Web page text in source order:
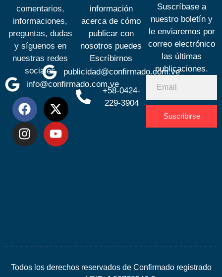
comentarios,
informaciones,
preguntas, dudas
y síguenos en
nuestras redes
sociales
info@confirmado.com.ve
información
acerca de cómo
publicar con
nosotros puedes
Escríbirnos
publicidad@confirmado.com.ve
+58-0424-
229-3904
Suscríbase a
nuestro boletín y
le enviaremos por
correo electrónico
las últimas
publicaciones.
Suscribirse
Todos los derechos reservados de Confirmado registrado